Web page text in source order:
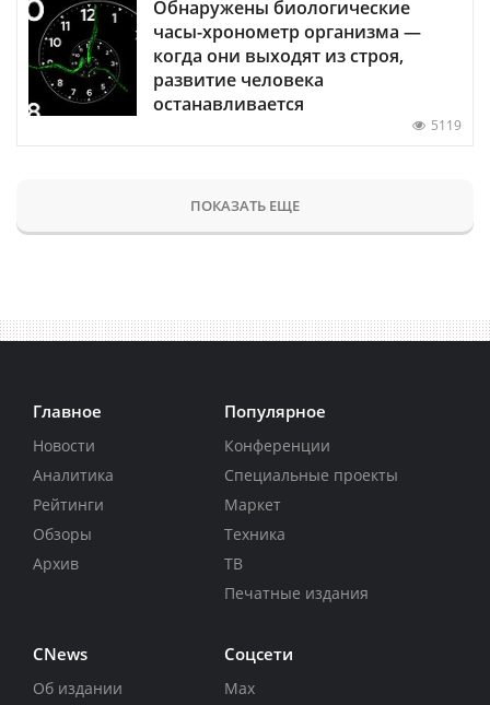
Обнаружены биологические
часы-хронометр организма —
когда они выходят из строя,
развитие человека
останавливается
5119
ПОКАЗАТЬ ЕЩЕ
Главное
Новости
Аналитика
Рейтинги
Обзоры
Архив
Популярное
Конференции
Специальные проекты
Маркет
Техника
ТВ
Печатные издания
CNews
Об издании
Соцсети
Max